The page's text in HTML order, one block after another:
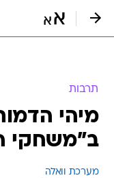
תרבות
מיהי
ב"משחקי
מערכת וואלה